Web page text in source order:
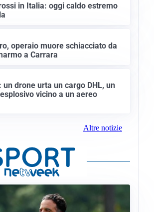
in Italia: oggi caldo estremo
operaio muore schiacciato da
a Carrara
drone urta un cargo DHL, un
vicino a un aereo
Altre notizie